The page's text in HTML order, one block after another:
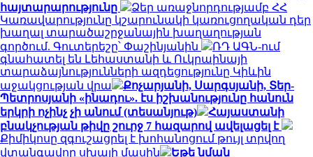
հայտարարությունը
Ձեր առաջնորդությամբ ՀՀ
Կառավարությունը կշարունակի կառուցողական դեր
խաղալ տարածաշրջանային խաղաղության
գործում. Գուտերեշը՝ Փաշինյանին
ՌԴ ԱԳՆ-ում
գնահատել են Լեհաստանի և Ուկրաինայի
տարաձայնությունների ազդեցությունը Կիևին
աջակցության վրա
Քոչարյանի, Սարգսյանի, Տեր-
Պետրոսյանի «ինադու». էս իշխանությունը հանուն
երկրի ոչինչ չի անում (տեսանյութ)
Հայաստանի
բնակչության թիվը շուրջ 7 հազարով ավելացել է
Քիմիկոսը զգուշացրել է խոհանոցում թույլ տրվող
վտանգավոր սխալի մասին
Եթե նման